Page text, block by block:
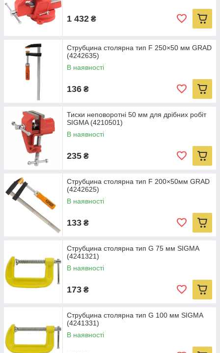
1 432 ₴
Струбцина столярна тип F 250×50 мм GRAD
(4242635)
В наявності
136 ₴
Тиски неповоротні 50 мм для дрібних робіт
SIGMA (4210501)
В наявності
235 ₴
Струбцина столярна тип F 200×50мм GRAD
(4242625)
В наявності
133 ₴
Струбцина столярна тип G 75 мм SIGMA
(4241321)
В наявності
173 ₴
Струбцина столярна тип G 100 мм SIGMA
(4241331)
В наявності